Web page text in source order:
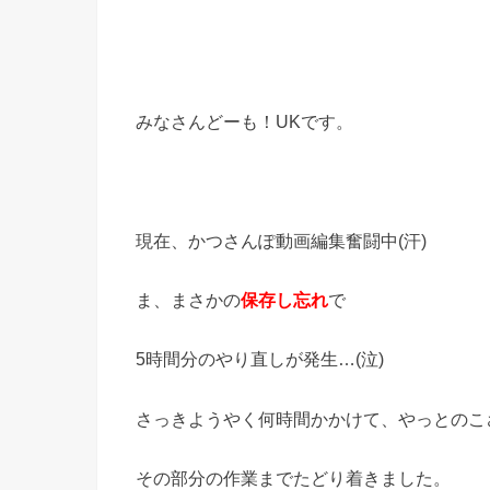
みなさんどーも！UKです。
現在、かつさんぽ動画編集奮闘中(汗)
ま、まさかの保存し忘れで
5時間分のやり直しが発生…(泣)
さっきようやく何時間かかけて、やっとのこ
その部分の作業までたどり着きました。